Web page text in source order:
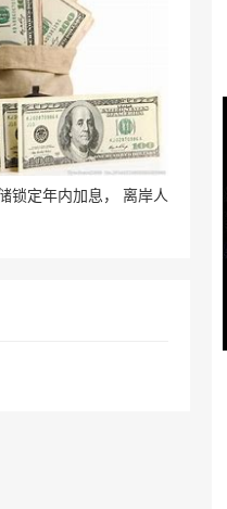
锁定年内加息， 离岸人